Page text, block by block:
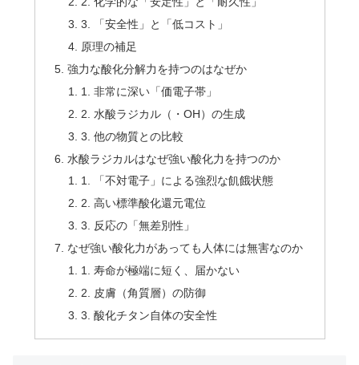
3. 「安全性」と「低コスト」
原理の補足
強力な酸化分解力を持つのはなぜか
1. 非常に深い「価電子帯」
2. 水酸ラジカル（・OH）の生成
3. 他の物質との比較
水酸ラジカルはなぜ強い酸化力を持つのか
1. 「不対電子」による強烈な飢餓状態
2. 高い標準酸化還元電位
3. 反応の「無差別性」
なぜ強い酸化力があっても人体には無害なのか
1. 寿命が極端に短く、届かない
2. 皮膚（角質層）の防御
3. 酸化チタン自体の安全性